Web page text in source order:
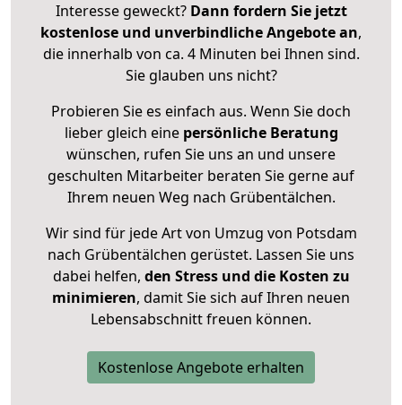
Interesse geweckt? Dann fordern Sie jetzt
kostenlose und unverbindliche Angebote an,
die innerhalb von ca. 4 Minuten bei Ihnen sind.
Sie glauben uns nicht?
Probieren Sie es einfach aus. Wenn Sie doch
lieber gleich eine persönliche Beratung
wünschen, rufen Sie uns an und unsere
geschulten Mitarbeiter beraten Sie gerne auf
Ihrem neuen Weg nach Grübentälchen.
Wir sind für jede Art von Umzug von Potsdam
nach Grübentälchen gerüstet. Lassen Sie uns
dabei helfen, den Stress und die Kosten zu
minimieren, damit Sie sich auf Ihren neuen
Lebensabschnitt freuen können.
Kostenlose Angebote erhalten